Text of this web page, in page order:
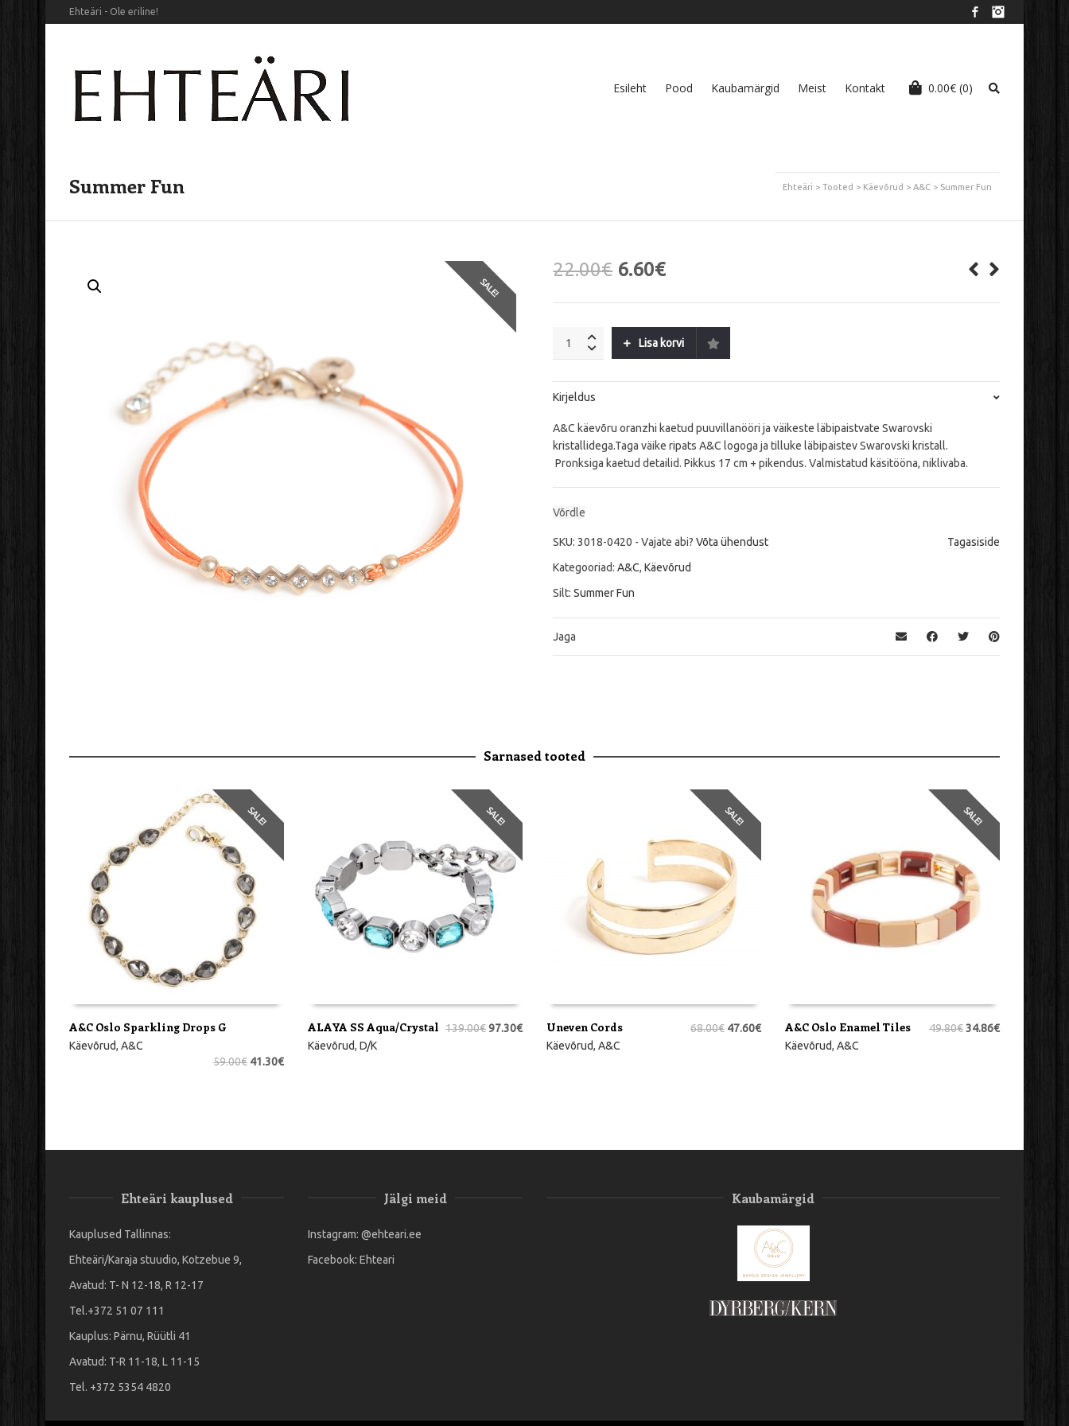
Ehteäri - Ole eriline! Facebook
0.00€ (0)
Esileht Pood Kaubamärgid Meist Kontakt
Summer Fun Ehteäri > Tooted > Käevõrud > A&C > Summer Fun
SALE!
22.00€ 6.60€
Summer
Fun
Lisa korvi
Kirjeldus
A&C käevõru oranzhi kaetud puuvillanööri ja väikeste läbipaistvate Swarovski
kristallidega.Taga väike ripats A&C logoga ja tilluke läbipaistev Swarovski kristall.
Pronksiga kaetud detailid. Pikkus 17 cm + pikendus. Valmistatud käsitööna, niklivaba.
Võrdle
SKU:3018-0420 -Vajate abi?Võta ühendust
Tagasiside
Kategooriad:A&C,Käevõrud
Silt:Summer Fun
Jaga
Sarnased tooted
SALE!
LISA KORVI
A&C Oslo Sparkling Drops G
Käevõrud, A&C
59.00€ 41.30€
SALE!
LISA KORVI
ALAYA SS Aqua/Crystal
Käevõrud, D/K
139.00€97.30€
SALE!
LISA KORVI
Uneven Cords
Käevõrud, A&C
68.00€ 47.60€
SALE!
LISA KORVI
A&C Oslo Enamel Tiles
Käevõrud, A&C
49.80€34.86€
Ehteäri kauplused
Kauplused Tallinnas:
Ehteäri/Karaja stuudio, Kotzebue 9,
Avatud: T- N 12-18, R 12-17
Tel.+372 51 07 111
Kauplus: Pärnu, Rüütli 41
Avatud: T-R 11-18, L 11-15
Tel. +372 5354 4820
Jälgi meid
Instagram: @ehteari.ee
Facebook: Ehteari
Kaubamärgid